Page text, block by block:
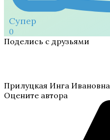
Супер
0
Поделись с друзьями
Прилуцкая Инга Ивановна
Оцените автора